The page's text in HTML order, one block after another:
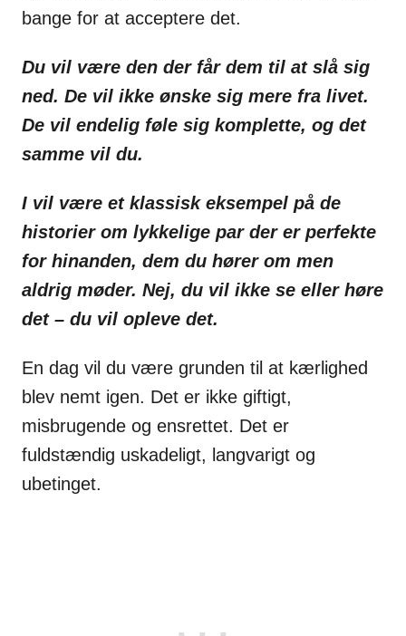
bange for at acceptere det.
Du vil være den der får dem til at slå sig
ned. De vil ikke ønske sig mere fra livet.
De vil endelig føle sig komplette, og det
samme vil du.
I vil være et klassisk eksempel på de
historier om lykkelige par der er perfekte
for hinanden, dem du hører om men
aldrig møder. Nej, du vil ikke se eller høre
det – du vil opleve det.
En dag vil du være grunden til at kærlighed
blev nemt igen. Det er ikke giftigt,
misbrugende og ensrettet. Det er
fuldstændig uskadeligt, langvarigt og
ubetinget.